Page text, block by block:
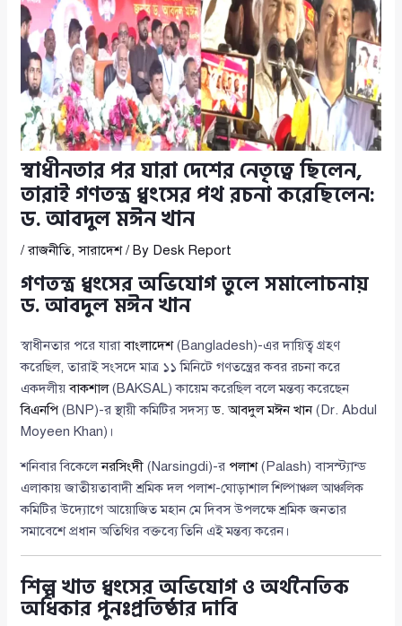
স্বাধীনতার পর যারা দেশের নেতৃত্বে ছিলেন,
তারাই গণতন্ত্র ধ্বংসের পথ রচনা করেছিলেন:
ড. আবদুল মঈন খান
/রাজনীতি,সারাদেশ/ By Desk Report
গণতন্ত্র ধ্বংসের অভিযোগ তুলে সমালোচনায়
ড. আবদুল মঈন খান
স্বাধীনতার পরে যারাবাংলাদেশ(Bangladesh)-এর দায়িত্ব গ্রহণ
করেছিল, তারাই সংসদে মাত্র ১১ মিনিটে গণতন্ত্রের কবর রচনা করে
একদলীয়বাকশাল(BAKSAL) কায়েম করেছিল বলে মন্তব্য করেছেন
বিএনপি (BNP)-র স্থায়ী কমিটির সদস্যড. আবদুল মঈন খান(Dr. Abdul
Moyeen Khan)।
শনিবার বিকেলেনরসিংদী (Narsingdi)-র পলাশ(Palash) বাসস্ট্যান্ড
এলাকায় জাতীয়তাবাদী শ্রমিক দল পলাশ-ঘোড়াশাল শিল্পাঞ্চল আঞ্চলিক
কমিটির উদ্যোগে আয়োজিত মহান মে দিবস উপলক্ষে শ্রমিক জনতার
সমাবেশে প্রধান অতিথির বক্তব্যে তিনি এই মন্তব্য করেন।
শিল্প খাত ধ্বংসের অভিযোগ ও অর্থনৈতিক
অধিকার পুনঃপ্রতিষ্ঠার দাবি